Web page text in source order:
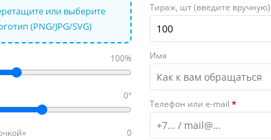
или выберите
(PNG/JPG/SVG)
100%
0°
0
Тираж, шт (введите вручную)
Имя
Телефон или e-mail *